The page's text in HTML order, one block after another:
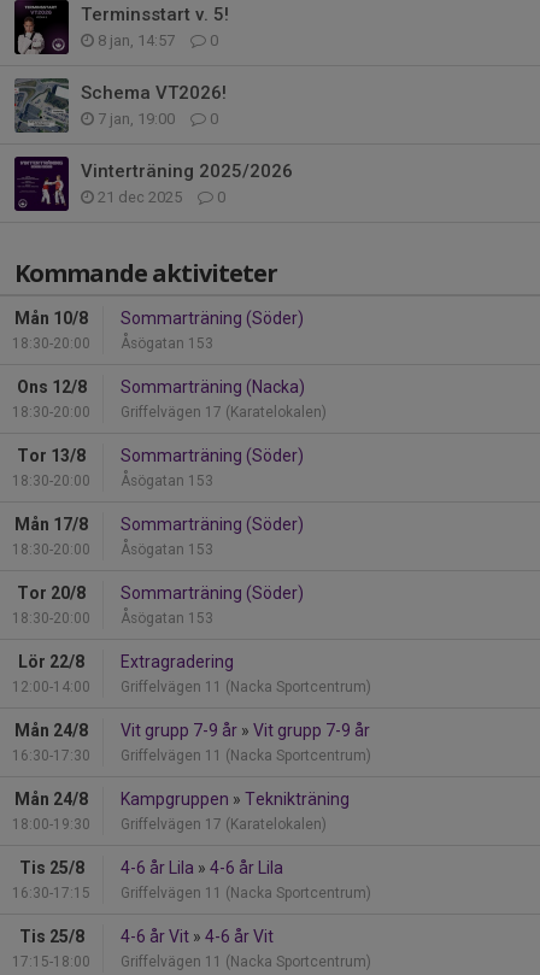
Terminsstart v. 5!
8 jan, 14:57 0
Schema VT2026!
7 jan, 19:00 0
Vinterträning 2025/2026
21 dec 2025 0
Kommande aktiviteter
Mån 10/8
18:30-20:00
Sommarträning (Söder)
Åsögatan 153
Ons 12/8
18:30-20:00
Sommarträning (Nacka)
Griffelvägen 17 (Karatelokalen)
Tor 13/8
18:30-20:00
Sommarträning (Söder)
Åsögatan 153
Mån 17/8
18:30-20:00
Sommarträning (Söder)
Åsögatan 153
Tor 20/8
18:30-20:00
Sommarträning (Söder)
Åsögatan 153
Lör 22/8
12:00-14:00
Extragradering
Griffelvägen 11 (Nacka Sportcentrum)
Mån 24/8
16:30-17:30
Vit grupp 7-9 år » Vit grupp 7-9 år
Griffelvägen 11 (Nacka Sportcentrum)
Mån 24/8
18:00-19:30
Kampgruppen » Teknikträning
Griffelvägen 17 (Karatelokalen)
Tis 25/8
16:30-17:15
4-6 år Lila » 4-6 år Lila
Griffelvägen 11 (Nacka Sportcentrum)
Tis 25/8
17:15-18:00
4-6 år Vit » 4-6 år Vit
Griffelvägen 11 (Nacka Sportcentrum)